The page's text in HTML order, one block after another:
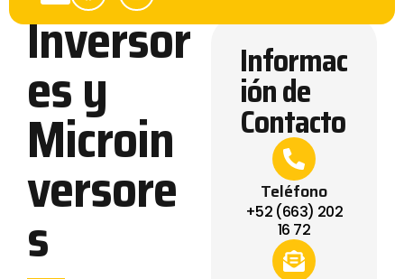
Inversor
es y
Microin
versore
s
Informac
ión de
Contacto
Teléfono
+52 (663) 202
16 72